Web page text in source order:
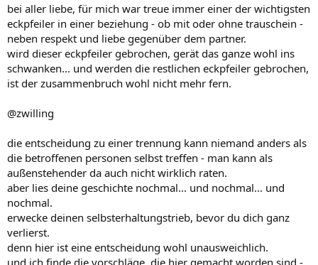
bei aller liebe, für mich war treue immer einer der wichtigsten
eckpfeiler in einer beziehung - ob mit oder ohne trauschein -
neben respekt und liebe gegenüber dem partner.
wird dieser eckpfeiler gebrochen, gerät das ganze wohl ins
schwanken... und werden die restlichen eckpfeiler gebrochen,
ist der zusammenbruch wohl nicht mehr fern.
@zwilling
die entscheidung zu einer trennung kann niemand anders als
die betroffenen personen selbst treffen - man kann als
außenstehender da auch nicht wirklich raten.
aber lies deine geschichte nochmal... und nochmal... und
nochmal.
erwecke deinen selbsterhaltungstrieb, bevor du dich ganz
verlierst.
denn hier ist eine entscheidung wohl unausweichlich.
und ich finde die vorschläge, die hier gemacht worden sind -